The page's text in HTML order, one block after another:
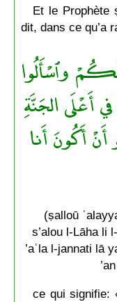
Et le Prophète
dit, dans ce qu’a
وٱسْأَلُوا
أَعْلَى الجَنَّةِ
أَكُونَ أَنا
(ṣalloū
s’alou l-Lāha li
’aʿla l-jannati lā
ce qui signifie: